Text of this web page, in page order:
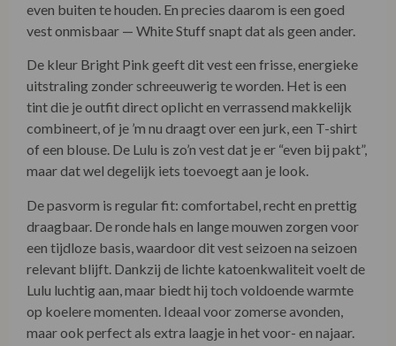
even buiten te houden. En precies daarom is een goed
vest onmisbaar — White Stuff snapt dat als geen ander.
De kleur Bright Pink geeft dit vest een frisse, energieke
uitstraling zonder schreeuwerig te worden. Het is een
tint die je outfit direct oplicht en verrassend makkelijk
combineert, of je ’m nu draagt over een jurk, een T-shirt
of een blouse. De Lulu is zo’n vest dat je er “even bij pakt”,
maar dat wel degelijk iets toevoegt aan je look.
De pasvorm is regular fit: comfortabel, recht en prettig
draagbaar. De ronde hals en lange mouwen zorgen voor
een tijdloze basis, waardoor dit vest seizoen na seizoen
relevant blijft. Dankzij de lichte katoenkwaliteit voelt de
Lulu luchtig aan, maar biedt hij toch voldoende warmte
op koelere momenten. Ideaal voor zomerse avonden,
maar ook perfect als extra laagje in het voor- en najaar.